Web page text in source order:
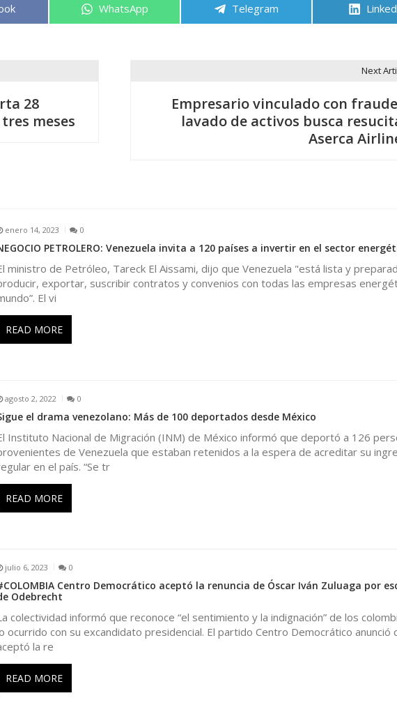
Compartir
WhatsApp Compartir
Telegram
28
meses
Next
Empresario vinculado con
lavado de activos busca
Aserca
enero 14, 2023 0
PETROLERO: Venezuela invita a 120 países a invertir en el sector
ministro de Petróleo, Tareck El Aissami, dijo que Venezuela "está lista y
exportar, suscribir contratos y convenios con todas las empresas
El vi
READ MORE
agosto 2, 2022 0
el drama venezolano: Más de 100 deportados desde México
Instituto Nacional de Migración (INM) de México informó que deportó a 126
de Venezuela que estaban retenidos a la espera de acreditar su
en el país. “Se tr
READ MORE
julio 6, 2023 0
Centro Democrático aceptó la renuncia de Óscar Iván Zuluaga por
Odebrecht
colectividad informó que reconoce “el sentimiento y la indignación” de los
ocurrido con su excandidato presidencial. El partido Centro Democrático anunció
la re
READ MORE